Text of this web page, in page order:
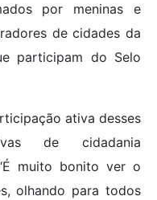
por meninas e
de cidades da
participam do Selo
ativa desses
de cidadania
muito bonito ver o
olhando para todos